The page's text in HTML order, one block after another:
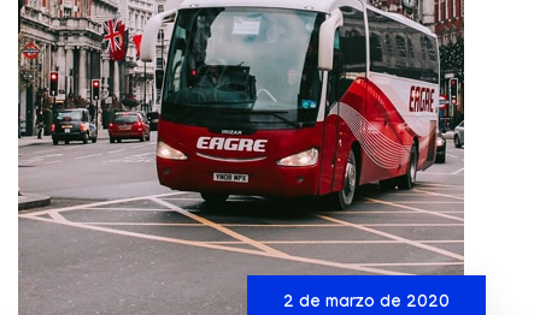
2 de marzo de 2020